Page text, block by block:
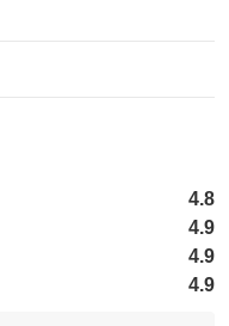
）
4.8
4.9
4.9
4.9